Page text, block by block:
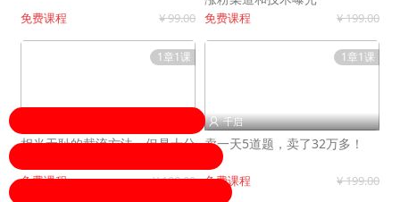
免费课程 ¥ 99.00 免费课程 ¥ 199.00
1章1课
相当无耻的截流方法，但是十分
免费课程 ¥ 199.00
1章1课
 千启
卖一天5道题，卖了32万多！
免费课程 ¥ 199.00